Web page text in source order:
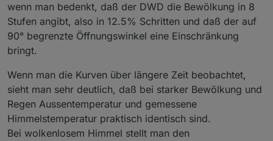
wenn man bedenkt, daß der DWD die Bewölkung in 8
Stufen angibt, also in 12.5% Schritten und daß der auf
90° begrenzte Öffnungswinkel eine Einschränkung
bringt.
Wenn man die Kurven über längere Zeit beobachtet,
sieht man sehr deutlich, daß bei starker Bewölkung und
Regen Aussentemperatur und gemessene
Himmelstemperatur praktisch identisch sind.
Bei wolkenlosem Himmel stellt man den